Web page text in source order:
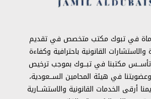
في تبوك مكتب متخصص في تقديم
القانونية باحترافية وكفاءة
مكتبنا في تبـــوك بموجب ترخيص
في هيئة المحامين الســـعودية،
أرقى الخدمات القانونية والاستشـــارية